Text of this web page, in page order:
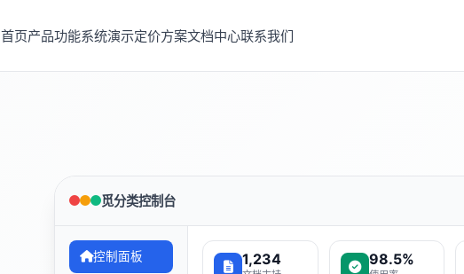
首页产品功能系统演示定价方案文档中心联系我们
觅分类控制台
控制面板 1,234 98.5%